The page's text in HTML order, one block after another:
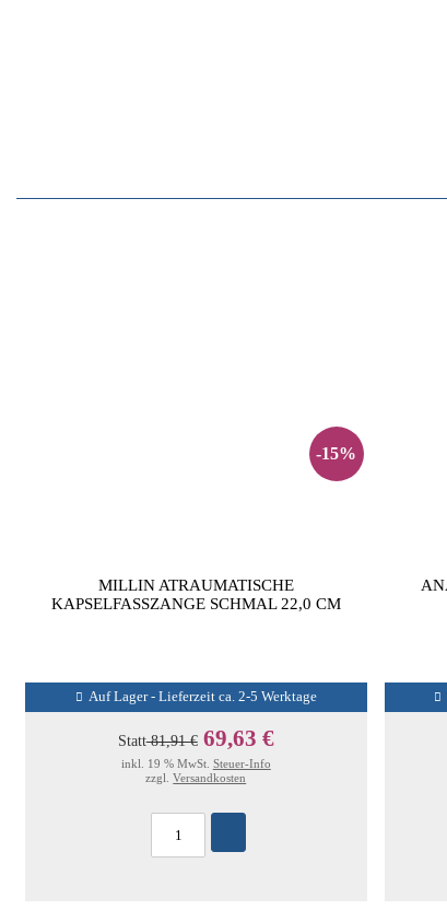
-15%
MILLIN ATRAUMATISCHE
KAPSELFASSZANGE SCHMAL 22,0 CM
Auf Lager - Lieferzeit ca. 2-5 Werktage
Statt81,91 € 69,63 €
inkl. 19 % MwSt. Steuer-Info
zzgl.Versandkosten